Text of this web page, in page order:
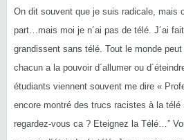
On dit souvent que je suis radicale, mais
part…mais moi je n´ai pas de télé. J´ai
grandissent sans télé. Tout le monde
chacun a la pouvoir d´allumer ou
étudiants viennent souvent me dire «
encore montré des trucs racistes à la télé
regardez-vous ca ? Eteignez la Télé…”